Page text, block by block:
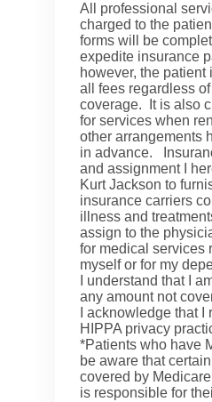
All professional
charged to the
forms will be
expedite insurance
however, the patient
all fees regardless
coverage. It is also
for services when
other arrangements
in advance.
and assignment I
Kurt Jackson to
insurance carriers
illness and
assign to the
for medical services
myself or for my
I understand that I
any amount not
I acknowledge that I
HIPPA privacy
*Patients who have
be aware that
covered by
is responsible for